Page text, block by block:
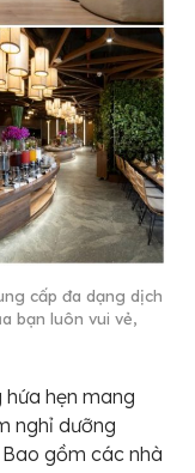
cấp đa dạng dịch
bạn luôn vui vẻ,
hẹn mang
nghỉ dưỡng
gồm các nhà